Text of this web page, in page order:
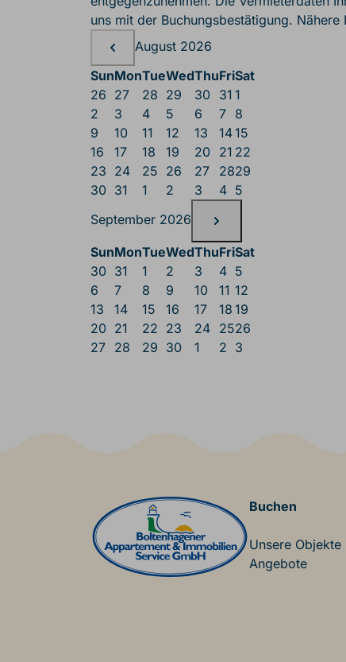
uns mit der Buchungsbestätigung.
Belegungskalender
August 2026
SunMonTueWedThuFriSat
26 27 28 29 30 31 1
2
3 4 5 6 7 8
9
10 11 12 13 1415
16
17 18 19 20 21 22
23 24 25 26 27 2829
30 31 1 2 3 4 5
September 2026
SunMonTueWedThuFriSat
30 31 1 2 3 4 5
6
7 8 9 10 11 12
13
14 15 16 17 18 19
20 21 22 23 24 2526
27 28 29 30 1 2 3
Main Footer
Buchen
Unsere Objekte
Angebote